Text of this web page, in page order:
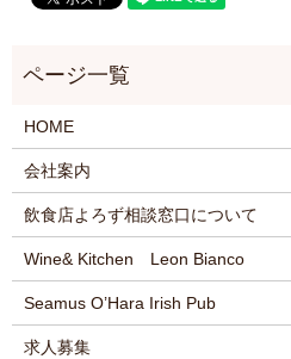
HOME
会社案内
飲食店よろず相談窓口について
Wine& Kitchen Leon Bianco
Seamus O’Hara Irish Pub
求人募集